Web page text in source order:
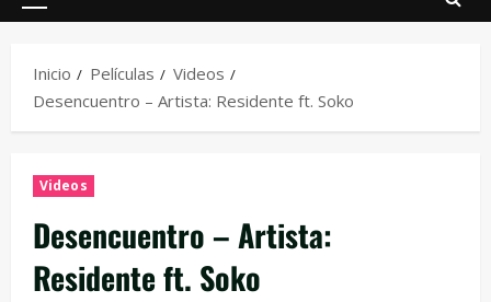
Inicio Películas
Videos
Desencuentro – Artista: Residente ft. Soko
Videos
Desencuentro – Artista:
Residente ft. Soko